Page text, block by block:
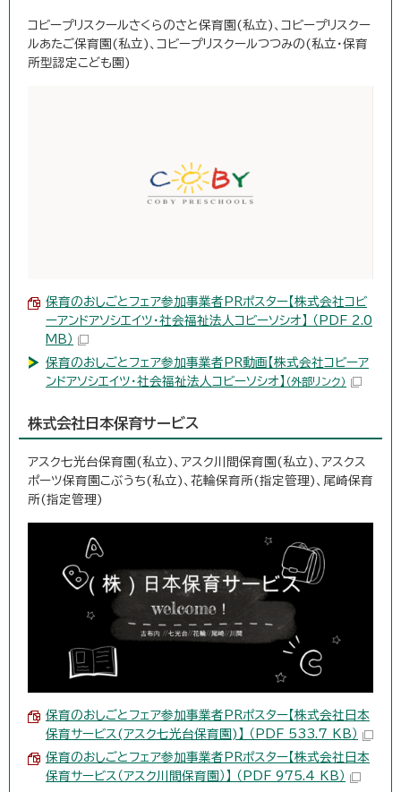
コビープリスクールさくらのさと保育園(私立)、コビープリスクー
ルあたご保育園(私立)、コビープリスクールつつみの(私立・保育
所型認定こども園)
保育のおしごとフェア参加事業者PRポスター【株式会社コビ
ーアンドアソシエイツ・社会福祉法人コビーソシオ】 （PDF 2.0
MB）
保育のおしごとフェア参加事業者PR動画【株式会社コビーア
ンドアソシエイツ・社会福祉法人コビーソシオ】 （外部リンク）
株式会社日本保育サービス
アスク七光台保育園(私立)、アスク川間保育園(私立)、アスクス
ポーツ保育園こぶうち(私立)、花輪保育所(指定管理)、尾崎保育
所(指定管理)
保育のおしごとフェア参加事業者PRポスター【株式会社日本
保育サービス(アスク七光台保育園)】 （PDF 533.7 KB）
保育のおしごとフェア参加事業者PRポスター【株式会社日本
保育サービス（アスク川間保育園）】 （PDF 975.4 KB）